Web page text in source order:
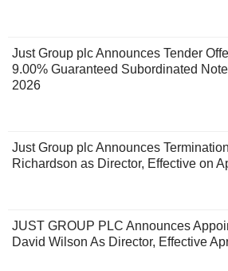
Just Group plc Announces Tender
9.00% Guaranteed Subordinated
2026
Just Group plc Announces
Richardson as Director, Effective on
JUST GROUP PLC Announces
David Wilson As Director, Effective